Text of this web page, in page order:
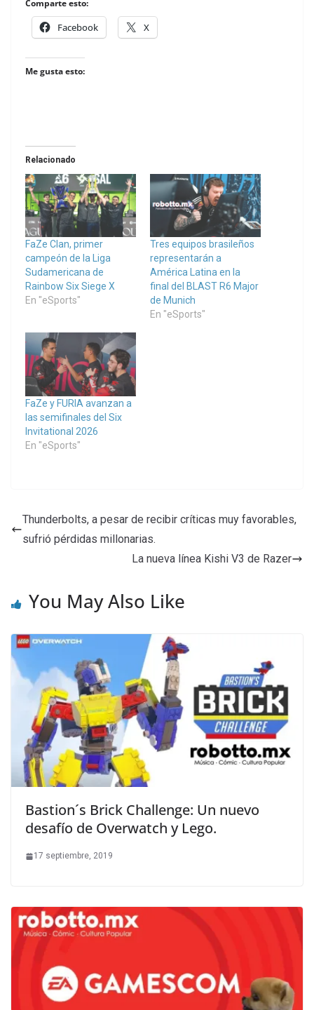
Comparte esto:
Facebook X
Me gusta esto:
Relacionado
FaZe Clan, primer
campeón de la Liga
Sudamericana de
Rainbow Six Siege X
En "eSports"
Tres equipos brasileños
representarán a
América Latina en la
final del BLAST R6 Major
de Munich
En "eSports"
FaZe y FURIA avanzan a
las semifinales del Six
Invitational 2026
En "eSports"
Thunderbolts, a pesar de recibir críticas muy favorables,
sufrió pérdidas millonarias.
La nueva línea Kishi V3 de Razer
You May Also Like
Bastion´s Brick Challenge: Un nuevo
desafío de Overwatch y Lego.
17 septiembre, 2019